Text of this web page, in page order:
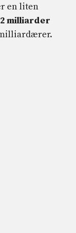
en liten
milliarder